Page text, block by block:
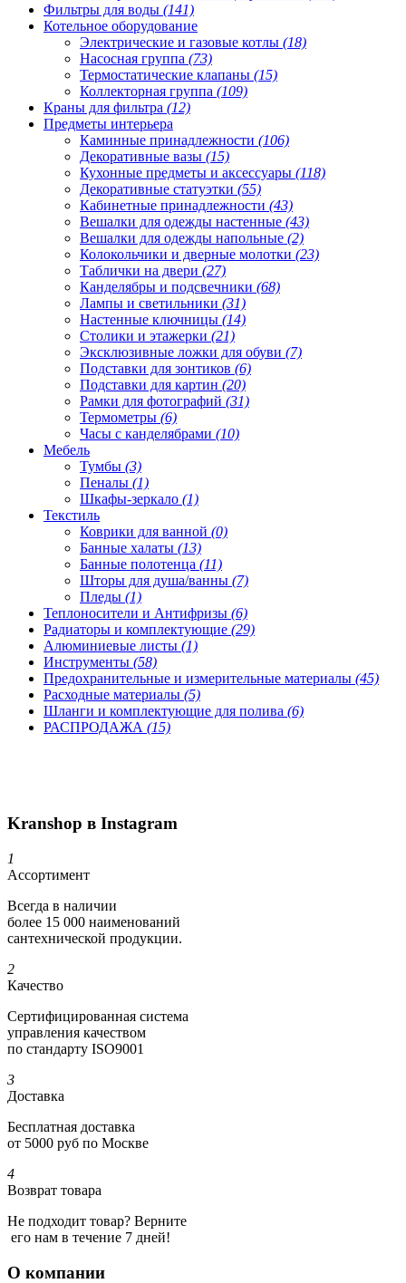
Фильтры для воды (141)
Котельное оборудование
Электрические и газовые котлы (18)
Насосная группа (73)
Термостатические клапаны (15)
Коллекторная группа (109)
Краны для фильтра (12)
Предметы интерьера
Каминные принадлежности (106)
Декоративные вазы (15)
Кухонные предметы и аксессуары (118)
Декоративные статуэтки (55)
Кабинетные принадлежности (43)
Вешалки для одежды настенные (43)
Вешалки для одежды напольные (2)
Колокольчики и дверные молотки (23)
Таблички на двери (27)
Канделябры и подсвечники (68)
Лампы и светильники (31)
Настенные ключницы (14)
Столики и этажерки (21)
Эксклюзивные ложки для обуви (7)
Подставки для зонтиков (6)
Подставки для картин (20)
Рамки для фотографий (31)
Термометры (6)
Часы с канделябрами (10)
Мебель
Тумбы (3)
Пеналы (1)
Шкафы-зеркало (1)
Текстиль
Коврики для ванной (0)
Банные халаты (13)
Банные полотенца (11)
Шторы для душа/ванны (7)
Пледы (1)
Теплоносители и Антифризы (6)
Радиаторы и комплектующие (29)
Алюминиевые листы (1)
Инструменты (58)
Предохранительные и измерительные материалы (45)
Расходные материалы (5)
Шланги и комплектующие для полива (6)
РАСПРОДАЖА (15)
Kranshop в Instagram
1
Ассортимент
Всегда в наличии
более 15 000 наименований
сантехнической продукции.
2
Качество
Сертифициро­ванная система
управления качеством
по стандарту ISO9001
3
Доставка
Бесплатная доставка
от 5000 руб по Москве
4
Возврат товара
Не подходит товар? Верните
его нам в течение 7 дней!
О компании